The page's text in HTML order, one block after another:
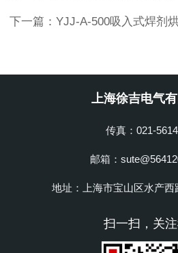
下一篇： YJJ-A-500吸入式焊剂
上海徐吉电气有
传真：021-
邮箱：
地址：上海市宝山区水产西
扫一扫，关